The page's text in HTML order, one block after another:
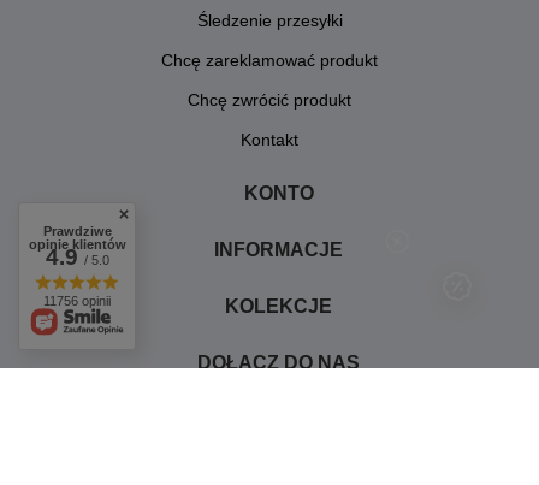
Śledzenie przesyłki
Chcę zareklamować produkt
Chcę zwrócić produkt
Kontakt
KONTO
INFORMACJE
KOLEKCJE
DOŁĄCZ DO NAS
Prawdziwe
opinie klientów
4.9/ 5.0
11756 opinii